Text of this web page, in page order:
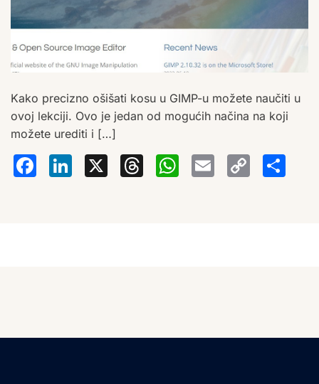
Kako precizno ošišati kosu u GIMP-u možete naučiti u
ovoj lekciji. Ovo je jedan od mogućih načina na koji
možete urediti i […]
Facebook
LinkedIn
X Threads
Email